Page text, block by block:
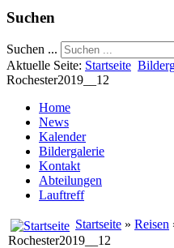
Suchen
Suchen ...
Aktuelle Seite: Startseite
Rochester2019__12
Home
News
Kalender
Bildergalerie
Kontakt
Abteilungen
Lauftreff
Startseite » Reisen
Rochester2019__12